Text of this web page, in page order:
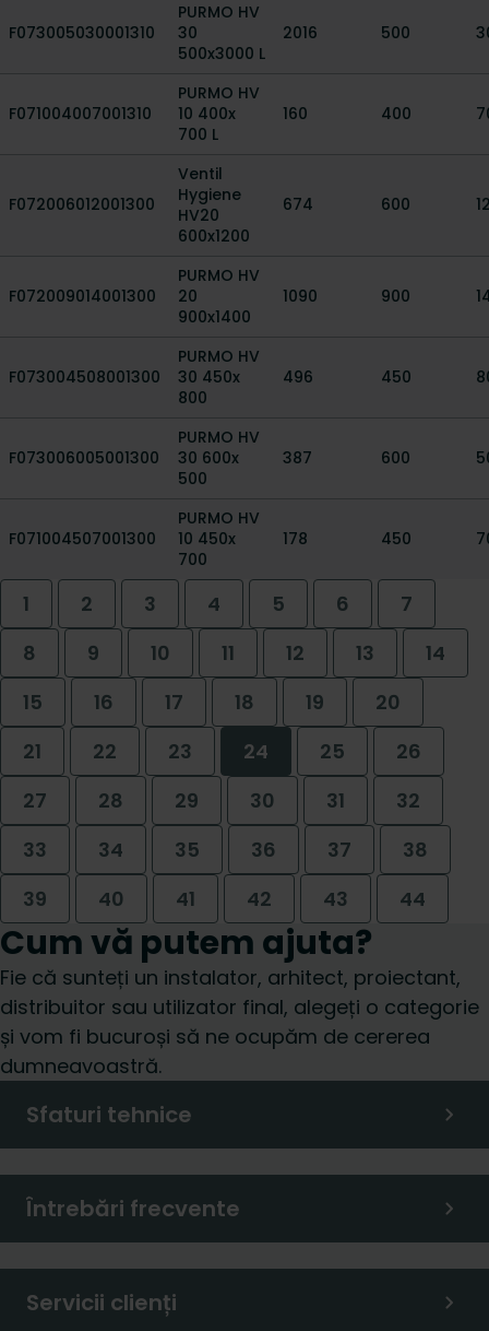
F073005030001310
PURMO HV
30
500x3000 L
2016 500
F071004007001310
PURMO HV
10 400x
700 L
160 400
F072006012001300
Ventil
Hygiene
HV20
600x1200
674 600
F072009014001300
PURMO HV
20
900x1400
1090 900
F073004508001300
PURMO HV
30 450x
800
496 450
F073006005001300
PURMO HV
30 600x
500
387 600
F071004507001300
PURMO HV
10 450x
700
178 450
1 2 3 4 5 6
7
8
9 10 11 12 13
14
15
16 17 18 19
20
21
22 23 24 25
26
27
28 29 30 31
32
33
34 35 36 37
38
39
40 41 42 43 44
Cum vă putem ajuta?
Fie că sunteți un instalator, arhitect, proiectant,
distribuitor sau utilizator final, alegeți o categorie
și vom fi bucuroși să ne ocupăm de cererea
dumneavoastră.
Sfaturi tehnice
Întrebări frecvente
Servicii clienți